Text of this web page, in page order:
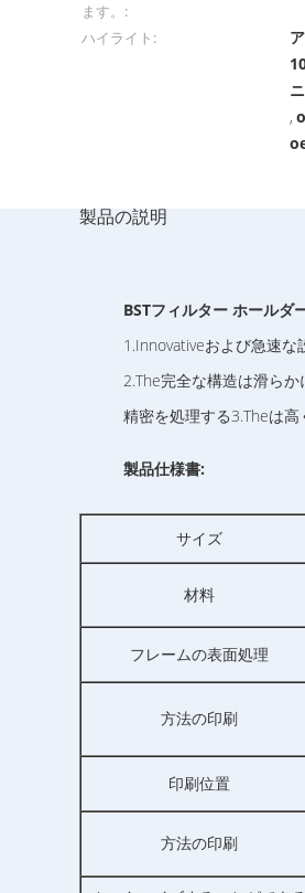
ます。:
ハイライト:
,
製品の説明
BSTフィルター ホールダ
1.Innovativeおよび急速
2.The完全な構造は滑らかに
精密を処理する3.Theは高
製品仕様書:
サイズ
材料
フレームの表面処理
方法の印刷
印刷位置
方法の印刷